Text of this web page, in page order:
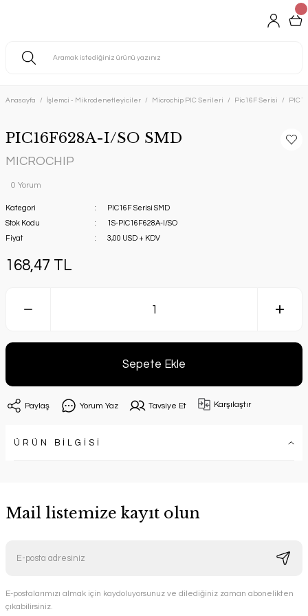
Anasayfa İşlemci - Mikrodenetleyiciler Microchip PIC Serileri Pic16F Serisi
PIC16F628A-I/SO SMD
MICROCHIP
0 Yorum
Kategori
PIC16F Serisi SMD
Stok Kodu
1S-PIC16F628A-I/SO
Fiyat
3,00 USD + KDV
168,47 TL
Sepete Ekle
Paylaş Yorum Yaz Tavsiye Et Karşılaştır
ÜRÜN BİLGİSİ
Mail listemize kayıt olun
E-postalarımızı almak için kaydoluyorsunuz ve dilediğiniz zaman abonelikten
çıkabilirsiniz.